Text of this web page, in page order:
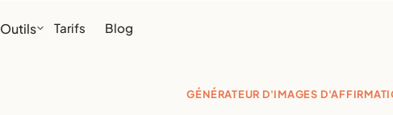
Outils Tarifs Blog
GÉNÉRATEUR D'IMAGES